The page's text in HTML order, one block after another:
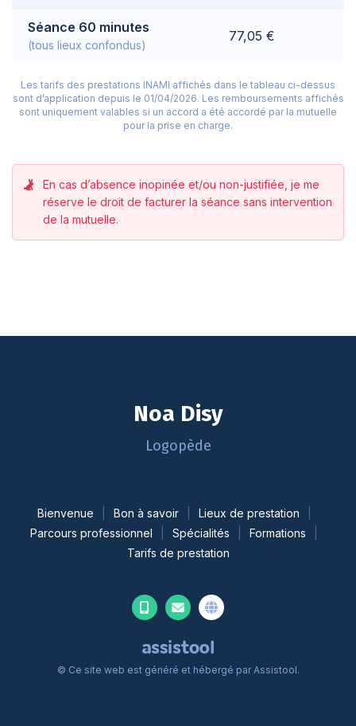
Séance 60 minutes
(tous lieux confondus)
77,05 €
Les tarifs des prestations INAMI affichés dans le tableau ci-dessus
sont d’application depuis le 01/04/2026. Les remboursements affichés
sont uniquement valables si un accord a été accordé par la mutuelle
pour la prise en charge.
En cas d’absence inopinée et/ou non-justifiée, je me
réserve le droit de facturer la séance sans intervention
de la mutuelle.
Noa Disy
Logopède
Bienvenue Bon à savoir
Lieux de prestation
Parcours professionnel
Spécialités
Formations
Tarifs de prestation
© Ce site web est généré et hébergé par Assistool.